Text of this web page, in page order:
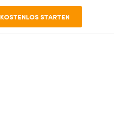
KOSTENLOS STARTEN